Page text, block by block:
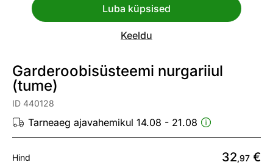
Luba küpsised
Keeldu
Vaata sarnaseid
Garderoobisüsteemi nurgariiul
(tume)
ID 440128
Tarneaeg ajavahemikul 14.08 - 21.08
Hind 32,97 €